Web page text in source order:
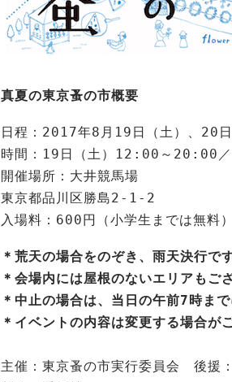
真夏の東京蚤の市概要
日程：2017年8月19日（土）、20
時間：19日（土）12:00～20:00
開催場所：大井競馬場
東京都品川区勝島2-1-2
入場料：600円（小学生までは無料
＊荒天の場合をのぞき、雨天決行で
＊会場内には屋根のないエリアもご
＊中止の場合は、当日の午前7時ま
＊イベントの内容は変更する場合が
主催：東京蚤の市実行委員会 後援